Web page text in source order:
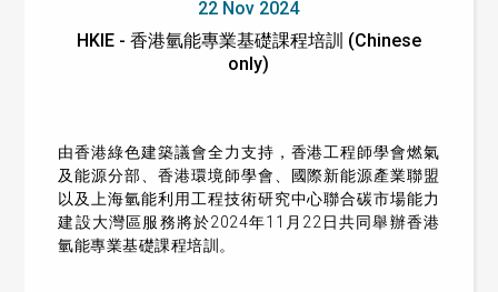
22 Nov 2024
HKIE - 香港氫能專業基礎課程培訓 (Chinese
only)
由香港綠色建築議會全力支持，香港工程師學會燃氣
及能源分部、香港環境師學會、國際新能源產業聯盟
以及上海氫能利用工程技術研究中心聯合碳市場能力
建設大灣區服務將於2024年11月22日共同舉辦香港
氫能專業基礎課程培訓。